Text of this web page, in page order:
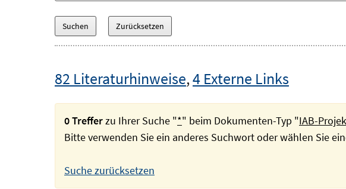
82 Literaturhinweise,4 Externe Links
0 Trefferzu Ihrer Suche "*" beim Dokumenten-Typ "IAB-
Bitte verwenden Sie ein anderes Suchwort oder wählen Sie
Suche zurücksetzen